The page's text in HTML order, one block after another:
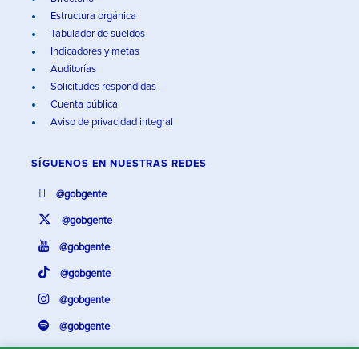
Estructura orgánica
Tabulador de sueldos
Indicadores y metas
Auditorías
Solicitudes respondidas
Cuenta pública
Aviso de privacidad integral
SÍGUENOS EN NUESTRAS REDES
@gobgente
@gobgente
@gobgente
@gobgente
@gobgente
@gobgente